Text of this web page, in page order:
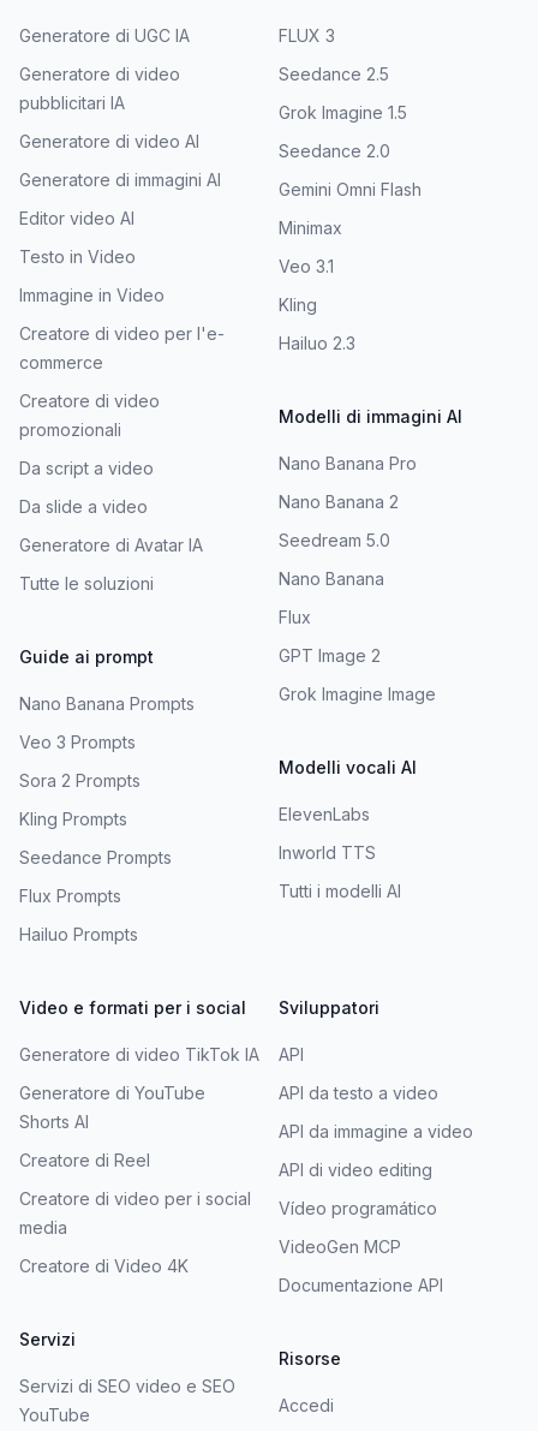
Generatore di UGC IA
Generatore di video
pubblicitari IA
Generatore di video AI
Generatore di immagini AI
Editor video AI
Testo in Video
Immagine in Video
Creatore di video per l'e-
commerce
Creatore di video
promozionali
Da script a video
Da slide a video
Generatore di Avatar IA
Tutte le soluzioni
Guide ai prompt
Nano Banana Prompts
Veo 3 Prompts
Sora 2 Prompts
Kling Prompts
Seedance Prompts
Flux Prompts
Hailuo Prompts
FLUX 3
Seedance 2.5
Grok Imagine 1.5
Seedance 2.0
Gemini Omni Flash
Minimax
Veo 3.1
Kling
Hailuo 2.3
Modelli di immagini AI
Nano Banana Pro
Nano Banana 2
Seedream 5.0
Nano Banana
Flux
GPT Image 2
Grok Imagine Image
Modelli vocali AI
ElevenLabs
Inworld TTS
Tutti i modelli AI
Video e formati per i social
Generatore di video TikTok IA
Generatore di YouTube
Shorts AI
Creatore di Reel
Creatore di video per i social
media
Creatore di Video 4K
Servizi
Servizi di SEO video e SEO
YouTube
Sviluppatori
API
API da testo a video
API da immagine a video
API di video editing
Vídeo programático
VideoGen MCP
Documentazione API
Risorse
Accedi